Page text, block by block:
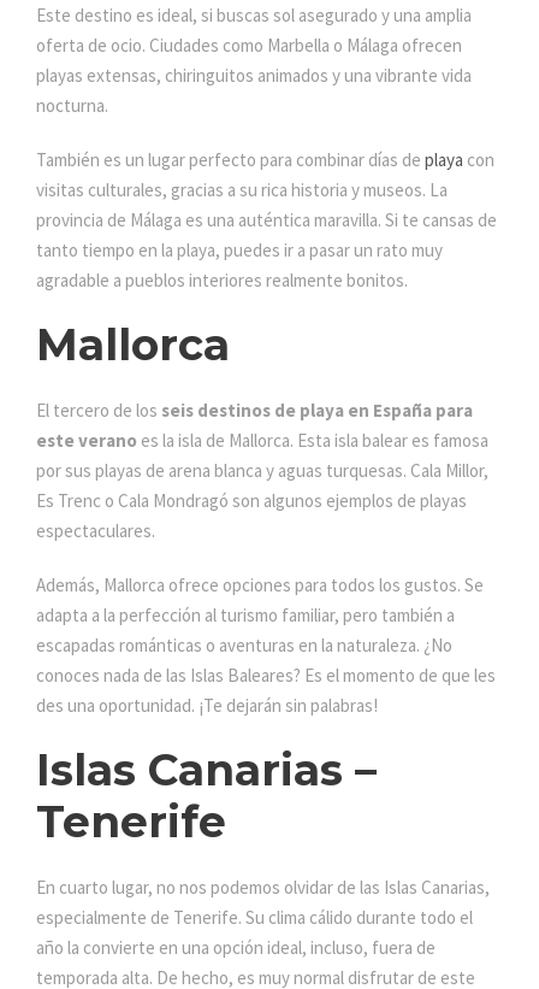
Este destino es ideal, si buscas sol asegurado y una amplia
oferta de ocio. Ciudades como Marbella o Málaga ofrecen
playas extensas, chiringuitos animados y una vibrante vida
nocturna.
También es un lugar perfecto para combinar días de playa con
visitas culturales, gracias a su rica historia y museos. La
provincia de Málaga es una auténtica maravilla. Si te cansas de
tanto tiempo en la playa, puedes ir a pasar un rato muy
agradable a pueblos interiores realmente bonitos.
Mallorca
El tercero de los seis destinos de playa en España para
este verano es la isla de Mallorca. Esta isla balear es famosa
por sus playas de arena blanca y aguas turquesas. Cala Millor,
Es Trenc o Cala Mondragó son algunos ejemplos de playas
espectaculares.
Además, Mallorca ofrece opciones para todos los gustos. Se
adapta a la perfección al turismo familiar, pero también a
escapadas románticas o aventuras en la naturaleza. ¿No
conoces nada de las Islas Baleares? Es el momento de que les
des una oportunidad. ¡Te dejarán sin palabras!
Islas Canarias –
Tenerife
En cuarto lugar, no nos podemos olvidar de las Islas Canarias,
especialmente de Tenerife. Su clima cálido durante todo el
año la convierte en una opción ideal, incluso, fuera de
temporada alta. De hecho, es muy normal disfrutar de este